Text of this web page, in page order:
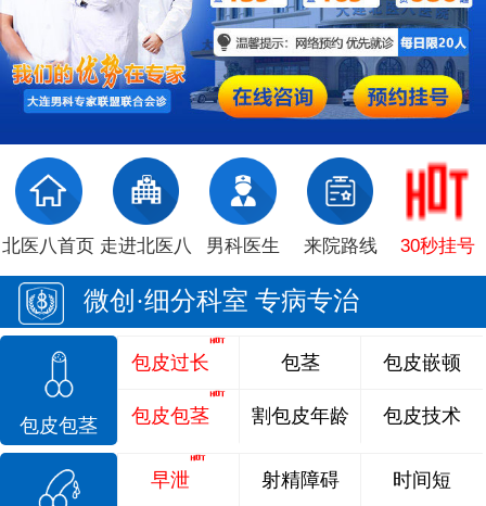
北医八首页 走进北医八 男科医生 来院路线 30秒挂号
微创·细分科室 专病专治
包皮包茎
包皮过长
包皮包茎
包茎
割包皮年龄
包皮嵌顿
包皮技术
早泄 射精障碍 时间短